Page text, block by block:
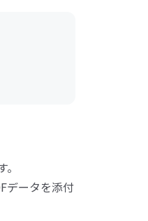
データを添付